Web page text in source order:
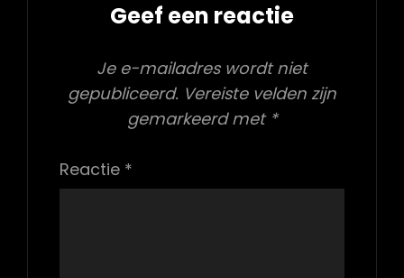
Geef een reactie
Je e-mailadres wordt niet
gepubliceerd. Vereiste velden zijn
gemarkeerd met *
Reactie *